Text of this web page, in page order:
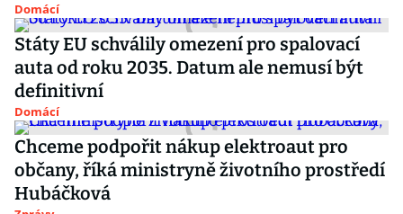
Domácí
Státy EU schválily omezení pro spalovací
auta od roku 2035. Datum ale nemusí být
definitivní
Domácí
Chceme podpořit nákup elektroaut pro
občany, říká ministryně životního prostředí
Hubáčková